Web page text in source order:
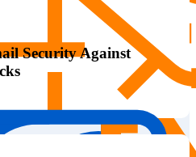
Security Against